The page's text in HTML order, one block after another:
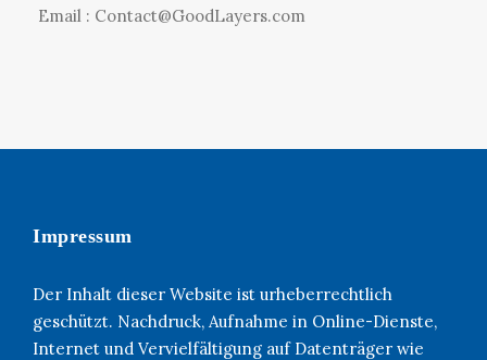
Email : Contact@GoodLayers.com
Impressum
Der Inhalt dieser Website ist urheberrechtlich
geschützt. Nachdruck, Aufnahme in Online-Dienste,
Internet und Vervielfältigung auf Datenträger wie